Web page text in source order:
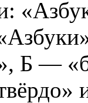
Б —